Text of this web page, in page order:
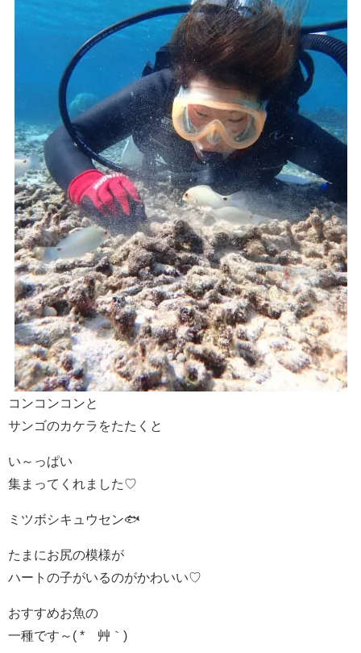
コンコンコンと
サンゴのカケラをたたくと
い～っぱい
集まってくれました♡
ミツボシキュウセン🐟
たまにお尻の模様が
ハートの子がいるのがかわいい♡
おすすめお魚の
一種です～( *´艸｀)